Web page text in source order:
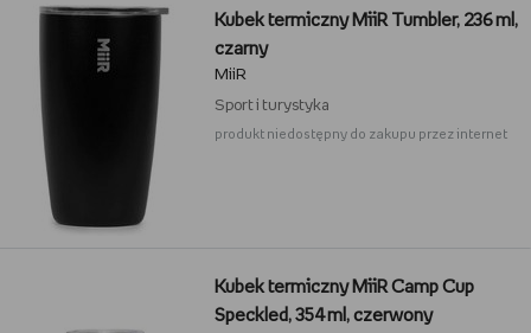
Kubek termiczny MiiR Tumbler, 236 ml,
czarny
MiiR
Sport i turystyka
produkt niedostępny do zakupu przez internet
Kubek termiczny MiiR Camp Cup
Speckled, 354 ml, czerwony